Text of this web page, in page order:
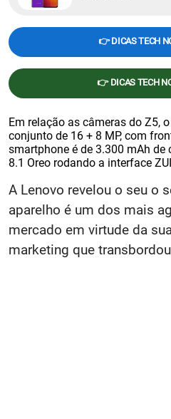
👉 DICAS TECH
👉 DICAS TECH
A Lenovo revelou o seu o
aparelho é um dos mais
mercado em virtude da
marketing que
Em relação as câmeras do Z5,
conjunto de 16 + 8 MP, com
smartphone é de 3.300 mAh de
8.1 Oreo rodando a interface